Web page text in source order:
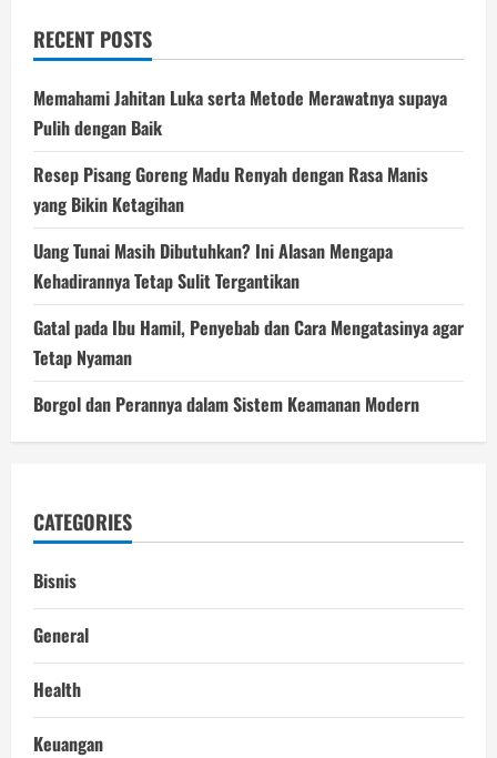
RECENT POSTS
Memahami Jahitan Luka serta Metode Merawatnya supaya
Pulih dengan Baik
Resep Pisang Goreng Madu Renyah dengan Rasa Manis
yang Bikin Ketagihan
Uang Tunai Masih Dibutuhkan? Ini Alasan Mengapa
Kehadirannya Tetap Sulit Tergantikan
Gatal pada Ibu Hamil, Penyebab dan Cara Mengatasinya agar
Tetap Nyaman
Borgol dan Perannya dalam Sistem Keamanan Modern
CATEGORIES
Bisnis
General
Health
Keuangan